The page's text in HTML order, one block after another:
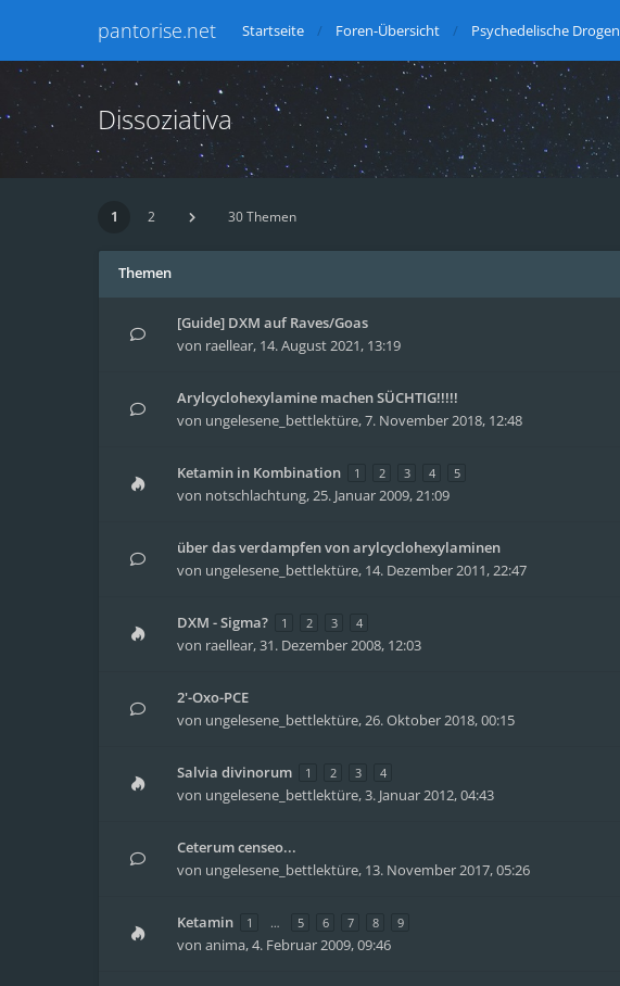
pantorise.net Startseite Foren-Übersicht Psychedelische Drogen
Dissoziativa
1 2 30 Themen
Themen
[Guide] DXM auf Raves/Goas
von raellear, 14. August 2021, 13:19
Arylcyclohexylamine machen SÜCHTIG!!!!!
von ungelesene_bettlektüre,7. November 2018, 12:48
Ketamin in Kombination 1 2 3 4 5
von notschlachtung,25. Januar 2009, 21:09
über das verdampfen von arylcyclohexylaminen
von ungelesene_bettlektüre, 14. Dezember 2011, 22:47
DXM - Sigma? 1 2 3 4
von raellear,31. Dezember 2008, 12:03
2'-Oxo-PCE
von ungelesene_bettlektüre,26. Oktober 2018, 00:15
Salvia divinorum 1 2 3 4
von ungelesene_bettlektüre,3. Januar 2012, 04:43
Ceterum censeo...
von ungelesene_bettlektüre, 13. November 2017, 05:26
Ketamin 1 … 5 6 7 8 9
von anima,4. Februar 2009, 09:46